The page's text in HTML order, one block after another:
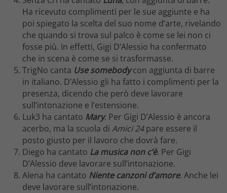
Ha ricevuto complimenti per le sue aggiunte e ha
poi spiegato la scelta del suo nome d’arte, rivelando
che quando si trova sul palco è come se lei non ci
fosse più. In effetti, Gigi D’Alessio ha confermato
che in scena è come se si trasformasse.
TrigNo canta Use somebodycon aggiunta di barre
in italiano. D’Alessio gli ha fatto i complimenti per la
presenza, dicendo che però deve lavorare
sull’intonazione e l’estensione.
Luk3 ha cantato Mary. Per Gigi D’Alessio è ancora
acerbo, ma la scuola di Amici 24pare essere il
posto giusto per il lavoro che dovrà fare.
Diego ha cantato La musica non c’è. Per Gigi
D’Alessio deve lavorare sull’intonazione.
Alena ha cantato Niente canzoni d’amore. Anche lei
deve lavorare sull’intonazione.